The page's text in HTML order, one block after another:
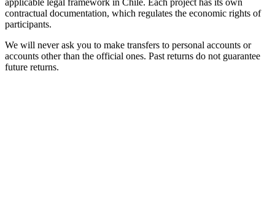
applicable legal framework in Chile. Each project has its own
contractual documentation, which regulates the economic rights of
participants.
We will never ask you to make transfers to personal accounts or
accounts other than the official ones. Past returns do not guarantee
future returns.